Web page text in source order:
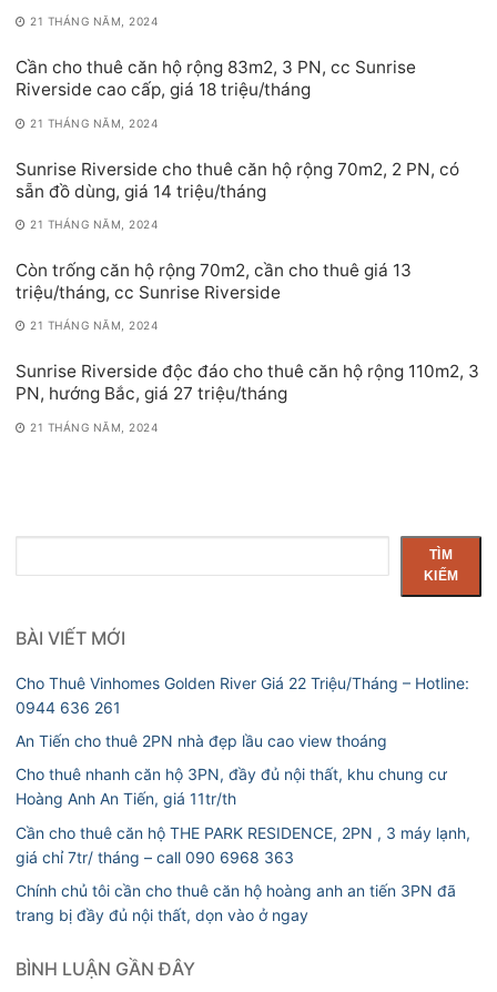
21 THÁNG NĂM, 2024
Cần cho thuê căn hộ rộng 83m2, 3 PN, cc Sunrise
Riverside cao cấp, giá 18 triệu/tháng
21 THÁNG NĂM, 2024
Sunrise Riverside cho thuê căn hộ rộng 70m2, 2 PN, có
sẵn đồ dùng, giá 14 triệu/tháng
21 THÁNG NĂM, 2024
Còn trống căn hộ rộng 70m2, cần cho thuê giá 13
triệu/tháng, cc Sunrise Riverside
21 THÁNG NĂM, 2024
Sunrise Riverside độc đáo cho thuê căn hộ rộng 110m2, 3
PN, hướng Bắc, giá 27 triệu/tháng
21 THÁNG NĂM, 2024
kiếm
TÌM
KIẾM
BÀI VIẾT MỚI
Cho Thuê Vinhomes Golden River Giá 22 Triệu/Tháng – Hotline:
0944 636 261
An Tiến cho thuê 2PN nhà đẹp lầu cao view thoáng
Cho thuê nhanh căn hộ 3PN, đầy đủ nội thất, khu chung cư
Hoàng Anh An Tiến, giá 11tr/th
Cần cho thuê căn hộ THE PARK RESIDENCE, 2PN , 3 máy lạnh,
giá chỉ 7tr/ tháng – call 090 6968 363
Chính chủ tôi cần cho thuê căn hộ hoàng anh an tiến 3PN đã
trang bị đầy đủ nội thất, dọn vào ở ngay
BÌNH LUẬN GẦN ĐÂY